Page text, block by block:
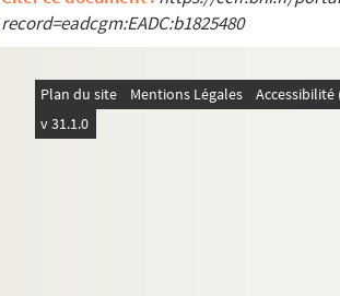
record=eadcgm:EADC:b1825480
Plan du site Mentions Légales
v 31.1.0